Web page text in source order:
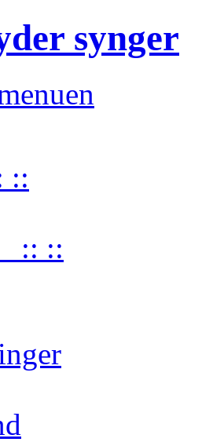
synger
::
:: ::